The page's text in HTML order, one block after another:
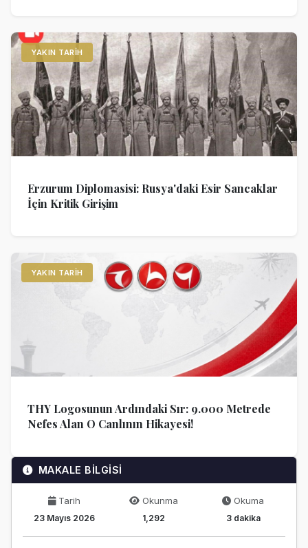
YAKIN TARIH
Erzurum Diplomasisi: Rusya'daki Esir Sancaklar
İçin Kritik Girişim
YAKIN TARIH
THY Logosunun Ardındaki Sır: 9.000 Metrede
Nefes Alan O Canlının Hikayesi!
MAKALE BİLGİSİ
Tarih
23 Mayıs 2026
Okunma
1,292
Okuma
3 dakika